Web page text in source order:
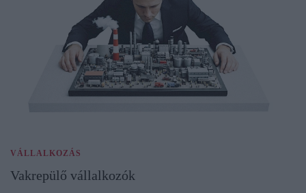
VÁLLALKOZÁS
Vakrepülő vállalkozók